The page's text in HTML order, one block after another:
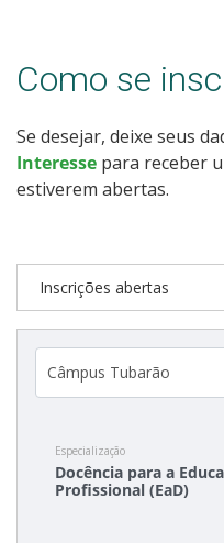
Provas e Gabaritos
Estatísticas dos
Como se
Se desejar, deixe seus
Interesse para receber
estiverem abertas.
Inscrições abertas
Especialização
Docência para a
Profissional (EaD)